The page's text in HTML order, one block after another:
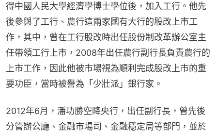
得中國人民大學經濟學博士學位後，加入工行。他先
後參與了工行、農行這兩家國有大行的股改上市工
作，其中，曾在工行股改時出任股份制改革辦公室主
任帶領工行上市，2008年出任農行副行長負責農行的
上市工作，因此他被市場視為順利完成股改上市的重
要功臣，當時被譽為「少壯派」銀行家。
2012年6月，潘功勝空降央行，出任副行長，曾先後
分管辦公廳、金融市場司、金融穩定局等部門，並於